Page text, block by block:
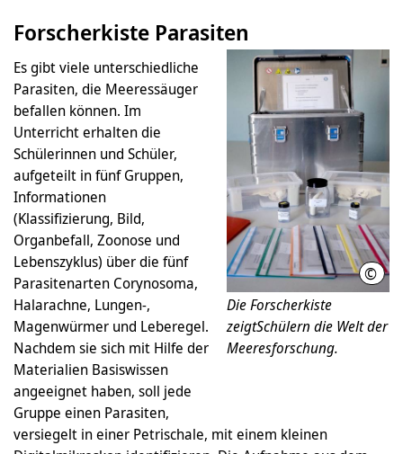
Forscherkiste Parasiten
©
Die Forscherkiste
zeigtSchülern die Welt der
Meeresforschung.
Es gibt viele unterschiedliche
Parasiten, die Meeressäuger
befallen können. Im
Unterricht erhalten die
Schülerinnen und Schüler,
aufgeteilt in fünf Gruppen,
Informationen
(Klassifizierung, Bild,
Organbefall, Zoonose und
Lebenszyklus) über die fünf
Parasitenarten Corynosoma,
Halarachne, Lungen-,
Magenwürmer und Leberegel.
Nachdem sie sich mit Hilfe der
Materialien Basiswissen
angeeignet haben, soll jede
Gruppe einen Parasiten,
versiegelt in einer Petrischale, mit einem kleinen